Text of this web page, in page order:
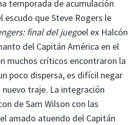
temporada de acumulación
escudo que Steve Rogers le
final del juegoel ex Halcón
del Capitán América en el
muchos críticos encontraron la
poco dispersa, es difícil negar
nuevo traje. La integración
de Sam Wilson con las
amado atuendo del Capitán